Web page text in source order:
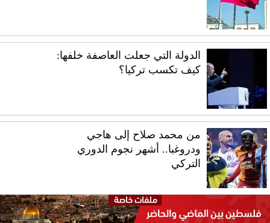
الدولة التي جعلت العاصفة خلفها:
كيف تكسب تركيا؟
من محمد صلاح إلى هاجي
ودروغبا.. أشهر نجوم الدوري
التركي